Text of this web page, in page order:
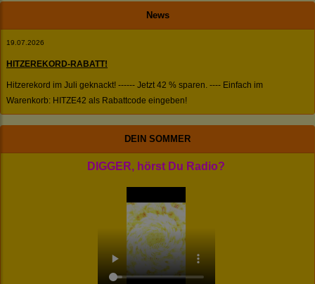
News
19.07.2026
HITZEREKORD-RABATT!
Hitzerekord im Juli geknackt! ------ Jetzt 42 % sparen. ---- Einfach im
Warenkorb: HITZE42 als Rabattcode eingeben!
DEIN SOMMER
DIGGER, hörst Du Radio?